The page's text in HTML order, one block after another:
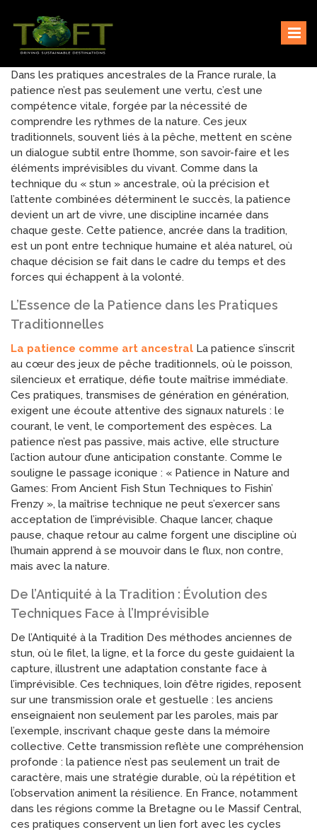
content
TOFTigers
Sustaining our world
Dans les pratiques ancestrales de la France rurale, la
patience n’est pas seulement une vertu, c’est une
compétence vitale, forgée par la nécessité de
comprendre les rythmes de la nature. Ces jeux
traditionnels, souvent liés à la pêche, mettent en scène
un dialogue subtil entre l’homme, son savoir-faire et les
éléments imprévisibles du vivant. Comme dans la
technique du « stun » ancestrale, où la précision et
l’attente combinées déterminent le succès, la patience
devient un art de vivre, une discipline incarnée dans
chaque geste. Cette patience, ancrée dans la tradition,
est un pont entre technique humaine et aléa naturel, où
chaque décision se fait dans le cadre du temps et des
forces qui échappent à la volonté.
L’Essence de la Patience dans les Pratiques
Traditionnelles
La patience comme art ancestral La patience s’inscrit
au cœur des jeux de pêche traditionnels, où le poisson,
silencieux et erratique, défie toute maîtrise immédiate.
Ces pratiques, transmises de génération en génération,
exigent une écoute attentive des signaux naturels : le
courant, le vent, le comportement des espèces. La
patience n’est pas passive, mais active, elle structure
l’action autour d’une anticipation constante. Comme le
souligne le passage iconique : « Patience in Nature and
Games: From Ancient Fish Stun Techniques to Fishin’
Frenzy », la maîtrise technique ne peut s’exercer sans
acceptation de l’imprévisible. Chaque lancer, chaque
pause, chaque retour au calme forgent une discipline où
l’humain apprend à se mouvoir dans le flux, non contre,
mais avec la nature.
De l’Antiquité à la Tradition : Évolution des
Techniques Face à l’Imprévisible
De l’Antiquité à la Tradition Des méthodes anciennes de
stun, où le filet, la ligne, et la force du geste guidaient la
capture, illustrent une adaptation constante face à
l’imprévisible. Ces techniques, loin d’être rigides, reposent
sur une transmission orale et gestuelle : les anciens
enseignaient non seulement par les paroles, mais par
l’exemple, inscrivant chaque geste dans la mémoire
collective. Cette transmission reflète une compréhension
profonde : la patience n’est pas seulement un trait de
caractère, mais une stratégie durable, où la répétition et
l’observation animent la résilience. En France, notamment
dans les régions comme la Bretagne ou le Massif Central,
ces pratiques conservent un lien fort avec les cycles